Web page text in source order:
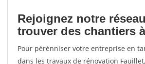
Rejoignez notre
trouver des chantiers
Pour pérénniser votre entreprise en
dans les travaux de rénovation